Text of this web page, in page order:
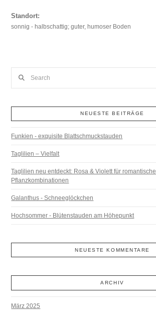
Standort:
sonnig - halbschattig; guter, humoser Boden
NEUESTE BEITRÄGE
Funkien - exquisite Blattschmuckstauden
Taglilien – Vielfalt
Taglilien neu entdeckt: Rosa & Violett für romantische
Pflanzkombinationen
Galanthus - Schneeglöckchen
Hochsommer - Blütenstauden am Höhepunkt
NEUESTE KOMMENTARE
ARCHIV
März 2025